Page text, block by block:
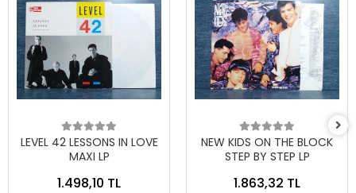
LEVEL 42 LESSONS IN LOVE
MAXI LP
1.498,10 TL
NEW KIDS ON THE BLOCK
STEP BY STEP LP
1.863,32 TL